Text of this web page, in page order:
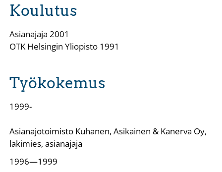
Koulutus
Asianajaja 2001
OTK Helsingin Yliopisto 1991
Työkokemus
1999-
Asianajotoimisto Kuhanen, Asikainen & Kanerva Oy,
lakimies, asianajaja
1996—1999